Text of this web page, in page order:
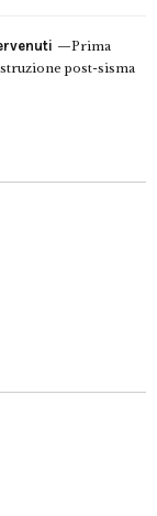
Prima
post-sisma